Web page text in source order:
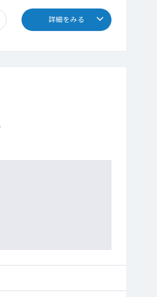
詳細をみる